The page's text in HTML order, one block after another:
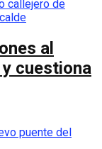
al
cuestiona